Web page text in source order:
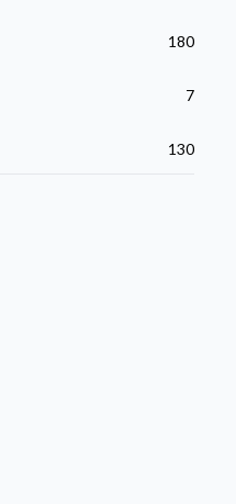
180
7
130